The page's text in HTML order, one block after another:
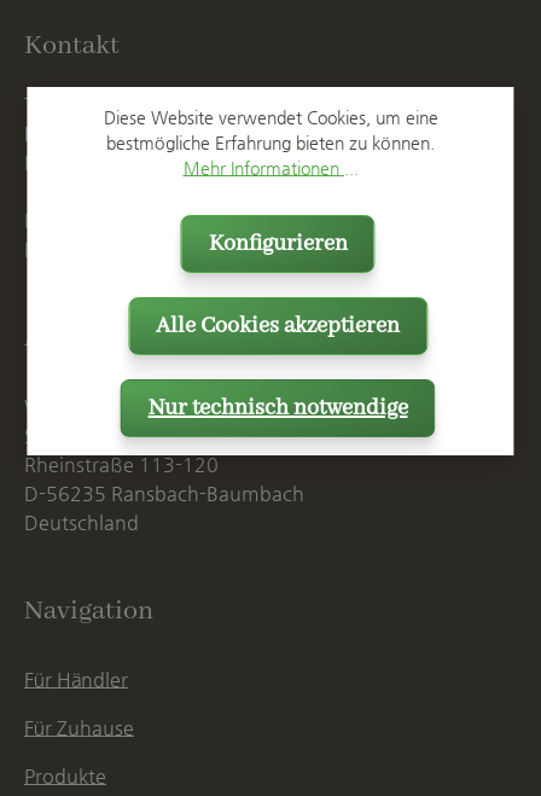
Kontakt
T
+49 2623 887 0
F
+49 2623 887 149
E
Mo. - Do. 07:15 - 16:00 Uhr
Fr. bis 14:00 Uhr
Anschrift
Westerwälder Blumentopf-Fabrik
Spang GmbH & Co. KG
Rheinstraße 113-120
D-56235 Ransbach-Baumbach
Deutschland
Navigation
Für Händler
Für Zuhause
Produkte
Diese Website verwendet Cookies, um eine
bestmögliche Erfahrung bieten zu können.
Mehr Informationen ...
Nur technisch notwendige
Konfigurieren
Alle Cookies akzeptieren